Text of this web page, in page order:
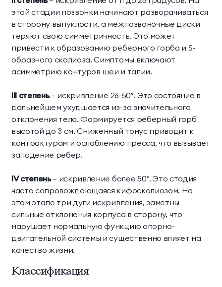
этой стадии позвонки начинают разворачиваться
в сторону выпуклости, а межпозвоночные диски
теряют свою симметричность. Это может
привести к образованию реберного горба и S-
образного сколиоза. Симптомы включают
асимметрию контуров шеи и талии.
III степень— искривление 26-50°. Это состояние в
дальнейшем ухудшается из-за значительного
отклонения тела. Формируется реберный горб
высотой до 3 см. Сниженный тонус приводит к
контрактурам и ослаблению пресса, что вызывает
западение ребер.
IV степень— искривление более 50°. Это стадия
часто сопровождающаяся кифосколиозом. На
этом этапе три дуги искривления, заметны
сильные отклонения корпуса в сторону, что
нарушает нормальную функцию опорно-
двигательной системы и существенно влияет на
качество жизни.
Классификация